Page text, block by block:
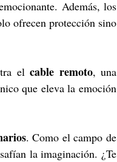
Además, los
ofrecen protección sino
el cable remoto, una
que eleva la emoción
. Como el campo de
la imaginación. ¿Te